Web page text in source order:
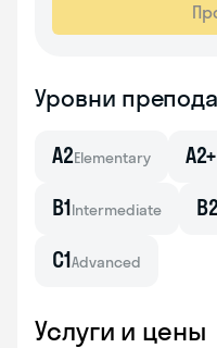
Уровни
A2Elementary A2+
B1Intermediate
C1Advanced
Услуги и цены